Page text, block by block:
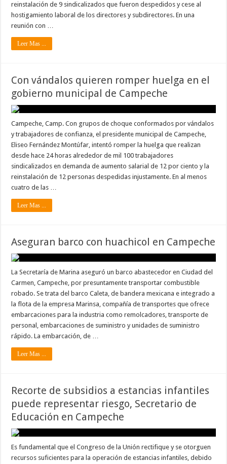
reinstalación de 9 sindicalizados que fueron despedidos y cese al
hostigamiento laboral de los directores y subdirectores. En una
reunión con …
Leer Mas ...
Con vándalos quieren romper huelga en el
gobierno municipal de Campeche
Campeche, Camp. Con grupos de choque conformados por vándalos
y trabajadores de confianza, el presidente municipal de Campeche,
Eliseo Fernández Montúfar, intentó romper la huelga que realizan
desde hace 24 horas alrededor de mil 100 trabajadores
sindicalizados en demanda de aumento salarial de 12 por ciento y la
reinstalación de 12 personas despedidas injustamente. En al menos
cuatro de las …
Leer Mas ...
Aseguran barco con huachicol en Campeche
La Secretaría de Marina aseguró un barco abastecedor en Ciudad del
Carmen, Campeche, por presuntamente transportar combustible
robado. Se trata del barco Caleta, de bandera mexicana e integrado a
la flota de la empresa Marinsa, compañía de transportes que ofrece
embarcaciones para la industria como remolcadores, transporte de
personal, embarcaciones de suministro y unidades de suministro
rápido. La embarcación, de …
Leer Mas ...
Recorte de subsidios a estancias infantiles
puede representar riesgo, Secretario de
Educación en Campeche
Es fundamental que el Congreso de la Unión rectifique y se otorguen
recursos suficientes para la operación de estancias infantiles, debido